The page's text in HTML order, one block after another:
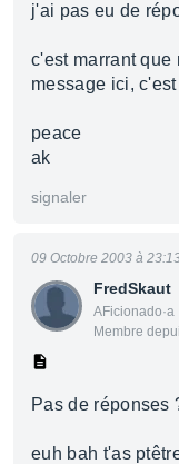
j'ai pas eu de
c'est marrant que
message ici,
peace
ak
signaler
FredSkaut
AFicionado·a
Membre
09 Octobre 2003 à
Pas de réponses
euh bah t'as